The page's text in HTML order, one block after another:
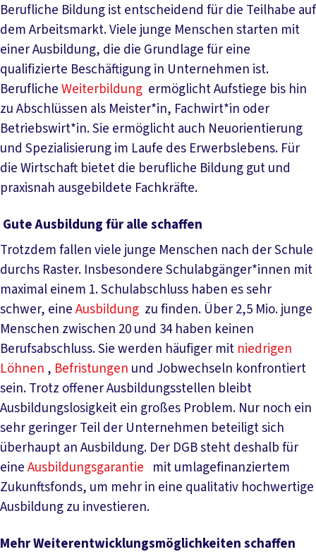
Berufliche Bildung ist entscheidend für die Teilhabe auf
dem Arbeitsmarkt. Viele junge Menschen starten mit
einer Ausbildung, die die Grundlage für eine
qualifizierte Beschäftigung in Unternehmen ist.
BeruflicheWeiterbildung ermöglicht Aufstiege bis hin
zu Abschlüssen als Meister*in, Fachwirt*in oder
Betriebswirt*in. Sie ermöglicht auch Neuorientierung
und Spezialisierung im Laufe des Erwerbslebens. Für
die Wirtschaft bietet die berufliche Bildung gut und
praxisnah ausgebildete Fachkräfte.
Gute Ausbildung für alle schaffen
Trotzdem fallen viele junge Menschen nach der Schule
durchs Raster. Insbesondere Schulabgänger*innen mit
maximal einem 1. Schulabschluss haben es sehr
schwer, eineAusbildung zu finden. Über 2,5 Mio. junge
Menschen zwischen 20 und 34 haben keinen
Berufsabschluss. Sie werden häufiger mit niedrigen
Löhnen , Befristungen und Jobwechseln konfrontiert
sein. Trotz offener Ausbildungsstellen bleibt
Ausbildungslosigkeit ein großes Problem. Nur noch ein
sehr geringer Teil der Unternehmen beteiligt sich
überhaupt an Ausbildung. Der DGB steht deshalb für
eineAusbildungsgarantie mit umlagefinanziertem
Zukunftsfonds, um mehr in eine qualitativ hochwertige
Ausbildung zu investieren.
Mehr Weiterentwicklungsmöglichkeiten schaffen